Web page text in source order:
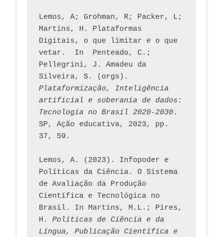
Lemos, A; Grohman, R; Packer, L;
Martins, H. Plataformas
Digitais, o que limitar e o que
vetar.  In  Penteado, C.;
Pellegrini, J. Amadeu da
Plataformização, Inteligência
artificial e soberania de dados:
Tecnologia no Brasil 2020-2030.
SP, Ação educativa, 2023, pp.
37, 59.
Lemos, A. (2023). Infopoder e
Políticas da Ciência. O Sistema
de Avaliação da Produção
Científica e Tecnológica no
Brasil. In Martins, M.L.; Pires,
H. Políticas de Ciência e da
Língua, Publicação Científica e